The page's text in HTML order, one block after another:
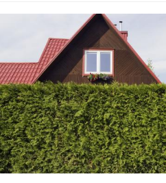
Untermenü